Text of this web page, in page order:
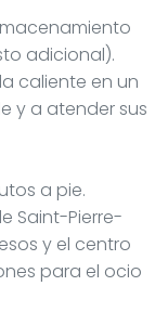
adicional).
caliente en un
y a atender sus
a pie.
Saint-Pierre-
y el centro
para el ocio